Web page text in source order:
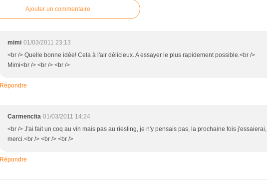
Ajouter un commentaire
mimi 01/03/2011 23:13
<br /> Quelle bonne idée! Cela à l'air délicieux. A essayer le plus rapidement possible.<br />
Mimi<br /> <br /> <br />
Répondre
Carmencita 01/03/2011 14:24
<br /> J'ai fait un coq au vin mais pas au riesling, je n'y pensais pas, la prochaine fois j'essaierai,
merci.<br /> <br /> <br />
Répondre